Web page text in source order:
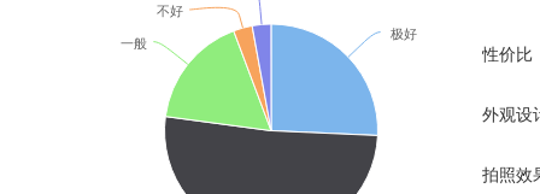
极好
一般
不好
性价比
外观设
拍照效